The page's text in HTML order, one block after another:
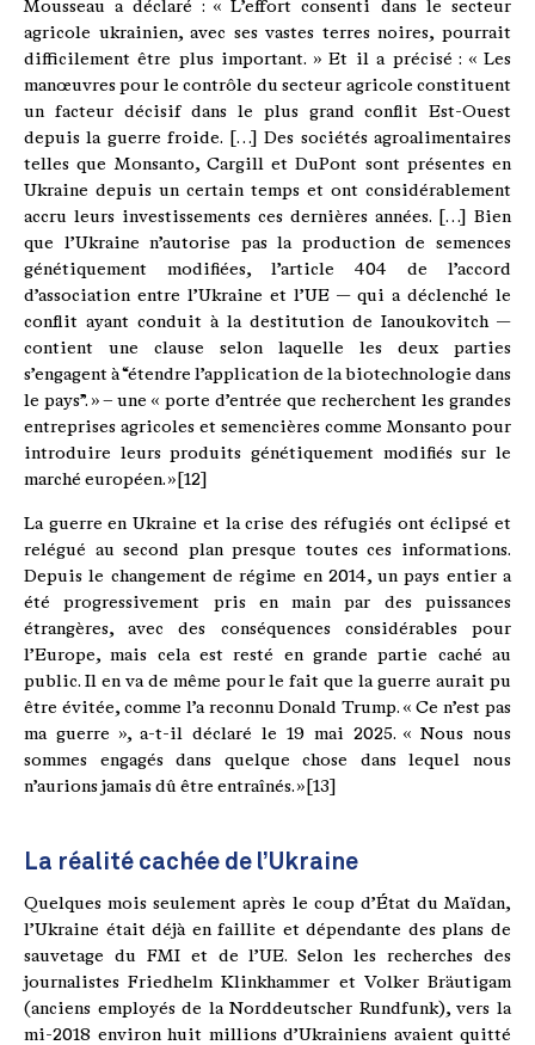
Mousseau a déclaré : « L’effort consenti dans le secteur
agricole ukrainien, avec ses vastes terres noires, pourrait
difficilement être plus important. » Et il a précisé : « Les
manœuvres pour le contrôle du secteur agricole constituent
un facteur décisif dans le plus grand conflit Est-Ouest
depuis la guerre froide. […] Des sociétés agroalimentaires
telles que Monsanto, Cargill et DuPont sont présentes en
Ukraine depuis un certain temps et ont considérablement
accru leurs investissements ces dernières années. […] Bien
que l’Ukraine n’autorise pas la production de semences
génétiquement modifiées, l’article 404 de l’accord
d’association entre l’Ukraine et l’UE — qui a déclenché le
conflit ayant conduit à la destitution de Ianoukovitch —
contient une clause selon laquelle les deux parties
s’engagent à “étendre l’application de la biotechnologie dans
le pays”. » – une « porte d’entrée que recherchent les grandes
entreprises agricoles et semencières comme Monsanto pour
introduire leurs produits génétiquement modifiés sur le
marché européen. »[12]
La guerre en Ukraine et la crise des réfugiés ont éclipsé et
relégué au second plan presque toutes ces informations.
Depuis le changement de régime en 2014, un pays entier a
été progressivement pris en main par des puissances
étrangères, avec des conséquences considérables pour
l’Europe, mais cela est resté en grande partie caché au
public. Il en va de même pour le fait que la guerre aurait pu
être évitée, comme l’a reconnu Donald Trump. « Ce n’est pas
ma guerre », a-t-il déclaré le 19 mai 2025. « Nous nous
sommes engagés dans quelque chose dans lequel nous
n’aurions jamais dû être entraînés. »[13]
La réalité cachée de l’Ukraine
Quelques mois seulement après le coup d’État du Maïdan,
l’Ukraine était déjà en faillite et dépendante des plans de
sauvetage du FMI et de l’UE. Selon les recherches des
journalistes Friedhelm Klinkhammer et Volker Bräutigam
(anciens employés de la Norddeutscher Rundfunk), vers la
mi-2018 environ huit millions d’Ukrainiens avaient quitté